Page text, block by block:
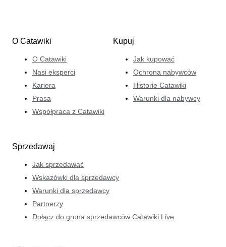
O Catawiki
O Catawiki
Nasi eksperci
Kariera
Prasa
Współpraca z Catawiki
Kupuj
Jak kupować
Ochrona nabywców
Historie Catawiki
Warunki dla nabywcy
Sprzedawaj
Jak sprzedawać
Wskazówki dla sprzedawcy
Warunki dla sprzedawcy
Partnerzy
Dołącz do grona sprzedawców Catawiki Live